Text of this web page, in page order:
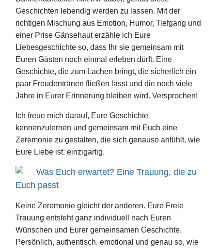
Geschichten lebendig werden zu lassen. Mit der
richtigen Mischung aus Emotion, Humor, Tiefgang und
einer Prise Gänsehaut erzähle ich Eure
Liebesgeschichte so, dass Ihr sie gemeinsam mit
Euren Gästen noch einmal erleben dürft. Eine
Geschichte, die zum Lachen bringt, die sicherlich ein
paar Freudentränen fließen lässt und die noch viele
Jahre in Eurer Erinnerung bleiben wird. Versprochen!
Ich freue mich darauf, Eure Geschichte
kennenzulernen und gemeinsam mit Euch eine
Zeremonie zu gestalten, die sich genauso anfühlt, wie
Eure Liebe ist: einzigartig.
Was Euch erwartet? Eine Trauung, die zu
Euch passt
Keine Zeremonie gleicht der anderen. Eure Freie
Trauung entsteht ganz individuell nach Euren
Wünschen und Eurer gemeinsamen Geschichte.
Persönlich, authentisch, emotional und genau so, wie